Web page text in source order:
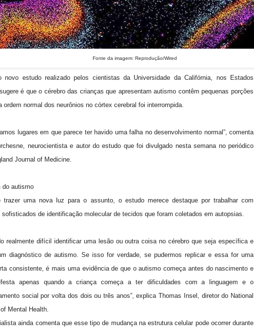
Fonte da imagem: Reprodução/Wired
novo estudo realizado pelos cientistas da Universidade da Califórnia, nos Estados
é que o cérebro das crianças que apresentam autismo contêm pequenas porções
ordem normal dos neurônios no córtex cerebral foi interrompida.
lugares em que parece ter havido uma falha no desenvolvimento normal”, comenta
neurocientista e autor do estudo que foi divulgado nesta semana no periódico
Journal of Medicine.
do autismo
trazer uma nova luz para o assunto, o estudo merece destaque por trabalhar com
sofisticados de identificação molecular de tecidos que foram coletados em autopsias.
realmente difícil identificar uma lesão ou outra coisa no cérebro que seja específica e
diagnóstico de autismo. Se isso for verdade, se pudermos replicar e essa for uma
consistente, é mais uma evidência de que o autismo começa antes do nascimento e
apenas quando a criança começa a ter dificuldades com a linguagem e o
social por volta dos dois ou três anos”, explica Thomas Insel, diretor do National
Mental Health.
ainda comenta que esse tipo de mudança na estrutura celular pode ocorrer durante